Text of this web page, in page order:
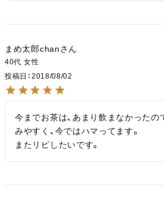
まめ太郎chan
40代 女性
投稿日
2018/08/02
今までお茶は、あまり飲まなかったの
みやすく、今ではハマってます。
またリピしたいです。